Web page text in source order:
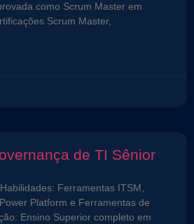
como Scrum Master em
Scrum Master,
de TI Sênior
Ferramentas ITSM,
Platform e Ferramentas de
Ensino Superior completo em